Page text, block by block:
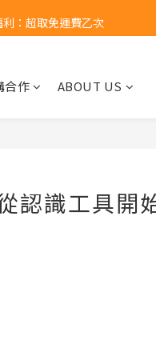
：超取免運費乙次
：超取免運費乙次
：超取免運費乙次
合作 ABOUT US
認識工具開